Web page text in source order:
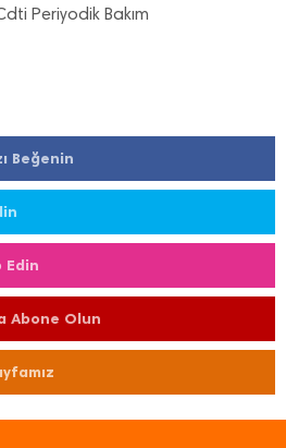
Periyodik Bakım
Beğenin
Edin
Abone Olun